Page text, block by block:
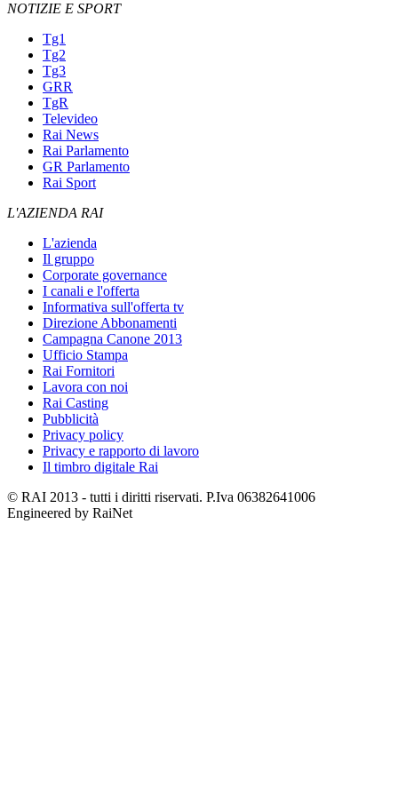
NOTIZIE E SPORT
Tg1
Tg2
Tg3
GRR
TgR
Televideo
Rai News
Rai Parlamento
GR Parlamento
Rai Sport
L'AZIENDA RAI
L'azienda
Il gruppo
Corporate governance
I canali e l'offerta
Informativa sull'offerta tv
Direzione Abbonamenti
Campagna Canone 2013
Ufficio Stampa
Rai Fornitori
Lavora con noi
Rai Casting
Pubblicità
Privacy policy
Privacy e rapporto di lavoro
Il timbro digitale Rai
© RAI 2013 - tutti i diritti riservati. P.Iva 06382641006
Engineered by RaiNet